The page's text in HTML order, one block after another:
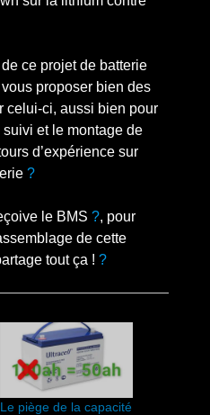
ce projet de batterie
proposer bien des
celui-ci, aussi bien pour
et le montage de
d’expérience sur
?
le BMS ?️, pour
de cette
tout ça ! ?
Le piège de la capacité